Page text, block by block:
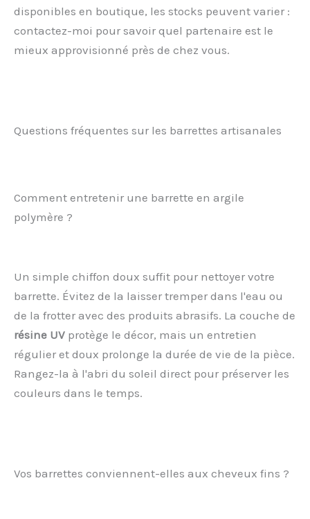
disponibles en boutique, les stocks peuvent varier :
contactez-moi pour savoir quel partenaire est le
mieux approvisionné près de chez vous.
Questions fréquentes sur les barrettes artisanales
Comment entretenir une barrette en argile
polymère ?
Un simple chiffon doux suffit pour nettoyer votre
barrette. Évitez de la laisser tremper dans l'eau ou
de la frotter avec des produits abrasifs. La couche de
résine UV protège le décor, mais un entretien
régulier et doux prolonge la durée de vie de la pièce.
Rangez-la à l'abri du soleil direct pour préserver les
couleurs dans le temps.
Vos barrettes conviennent-elles aux cheveux fins ?